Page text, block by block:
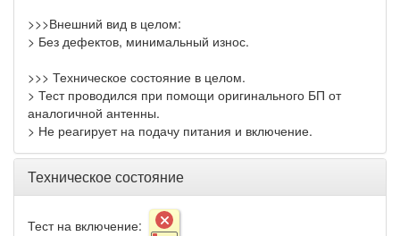
>>>Внешний вид в целом:
> Без дефектов, минимальный износ.
>>> Техническое состояние в целом.
> Тест проводился при помощи оригинального БП от
аналогичной антенны.
> Не реагирует на подачу питания и включение.
Техническое состояние
Тест на включение: